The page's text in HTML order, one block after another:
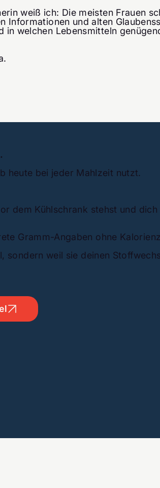
weiß ich: Die meisten Frauen
Informationen und alten
in welchen Lebensmitteln
heute bei jeder Mahlzeit nutzt.
dem Kühlschrank stehst und
Gramm-Angaben ohne
sondern weil sie deinen